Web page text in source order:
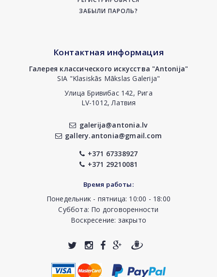
ЗАБЫЛИ ПАРОЛЬ?
Контактная информация
Галерея классического искусства "Antonija"
SIA "Klasiskās Mākslas Galerija"
Улица Бривибас 142, Рига
LV-1012, Латвия
galerija@antonia.lv
gallery.antonia@gmail.com
+371 67338927
+371 29210081
Время работы:
Понедельник - пятница: 10:00 - 18:00
Суббота: По договоренности
Воскресение: закрыто